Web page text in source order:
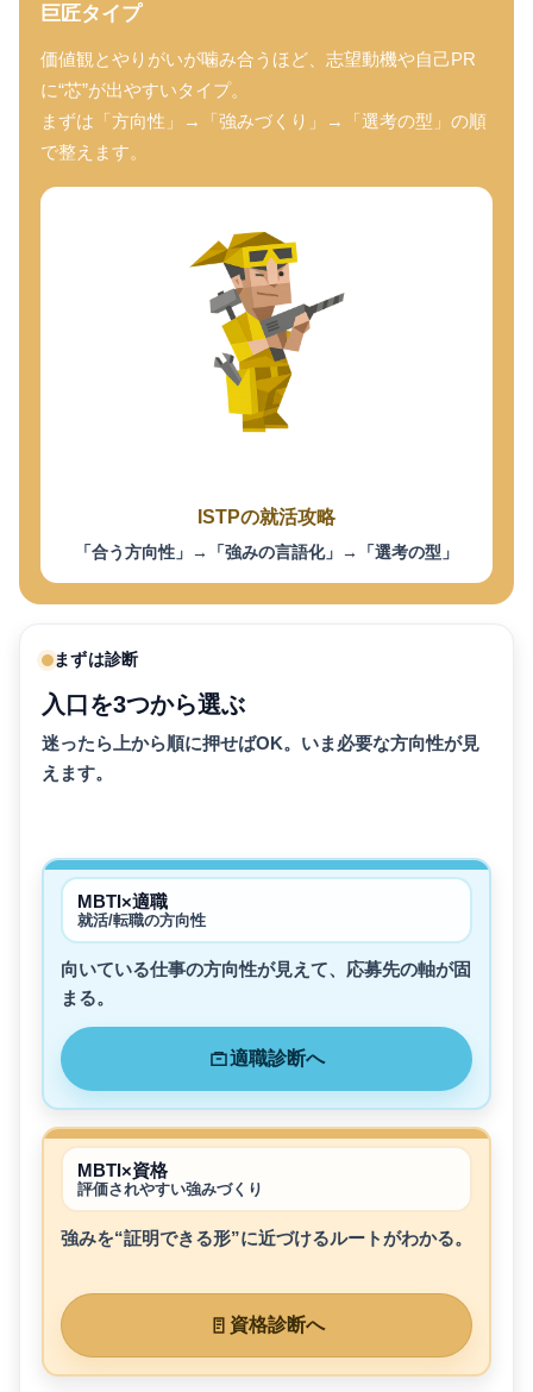
巨匠タイプ
価値観とやりがいが噛み合うほど、志望動機や自己PR
に“芯”が出やすいタイプ。
まずは「方向性」→「強みづくり」→「選考の型」の順
で整えます。
ISTPの就活攻略
「合う方向性」→「強みの言語化」→「選考の型」
まずは診断
入口を3つから選ぶ
迷ったら上から順に押せばOK。いま必要な方向性が見
えます。
MBTI×適職
就活/転職の方向性
向いている仕事の方向性が見えて、応募先の軸が固
まる。
適職診断へ
MBTI×資格
評価されやすい強みづくり
強みを“証明できる形”に近づけるルートがわかる。
資格診断へ